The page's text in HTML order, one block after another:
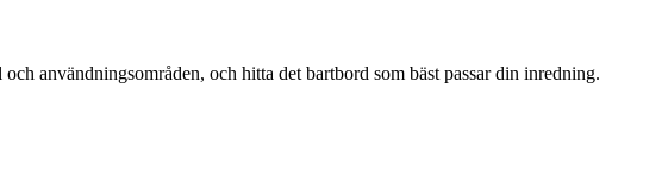
användningsområden, och hitta det bartbord som bäst passar din inredning.